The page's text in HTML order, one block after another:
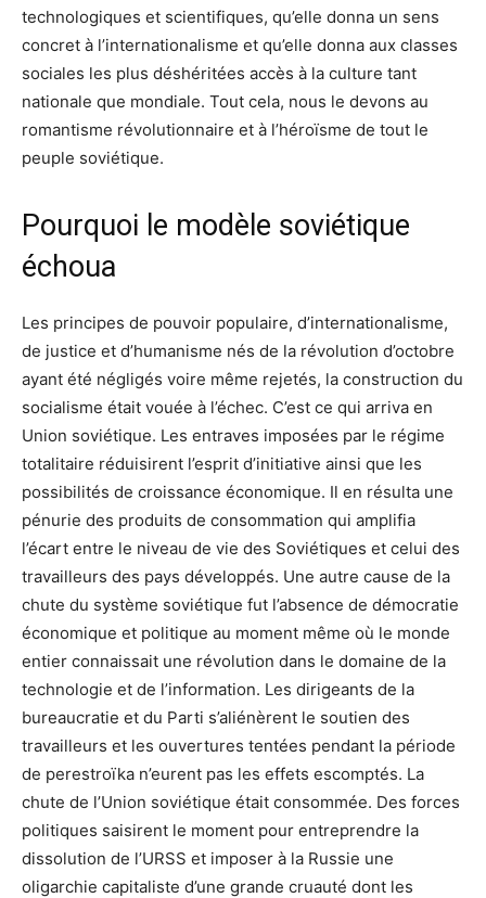
technologiques et scientifiques, qu’elle donna un sens
concret à l’internationalisme et qu’elle donna aux classes
sociales les plus déshéritées accès à la culture tant
nationale que mondiale. Tout cela, nous le devons au
romantisme révolutionnaire et à l’héroïsme de tout le
peuple soviétique.
Pourquoi le modèle soviétique
échoua
Les principes de pouvoir populaire, d’internationalisme,
de justice et d’humanisme nés de la révolution d’octobre
ayant été négligés voire même rejetés, la construction du
socialisme était vouée à l’échec. C’est ce qui arriva en
Union soviétique. Les entraves imposées par le régime
totalitaire réduisirent l’esprit d’initiative ainsi que les
possibilités de croissance économique. Il en résulta une
pénurie des produits de consommation qui amplifia
l’écart entre le niveau de vie des Soviétiques et celui des
travailleurs des pays développés. Une autre cause de la
chute du système soviétique fut l’absence de démocratie
économique et politique au moment même où le monde
entier connaissait une révolution dans le domaine de la
technologie et de l’information. Les dirigeants de la
bureaucratie et du Parti s’aliénèrent le soutien des
travailleurs et les ouvertures tentées pendant la période
de perestroïka n’eurent pas les effets escomptés. La
chute de l’Union soviétique était consommée. Des forces
politiques saisirent le moment pour entreprendre la
dissolution de l’URSS et imposer à la Russie une
oligarchie capitaliste d’une grande cruauté dont les